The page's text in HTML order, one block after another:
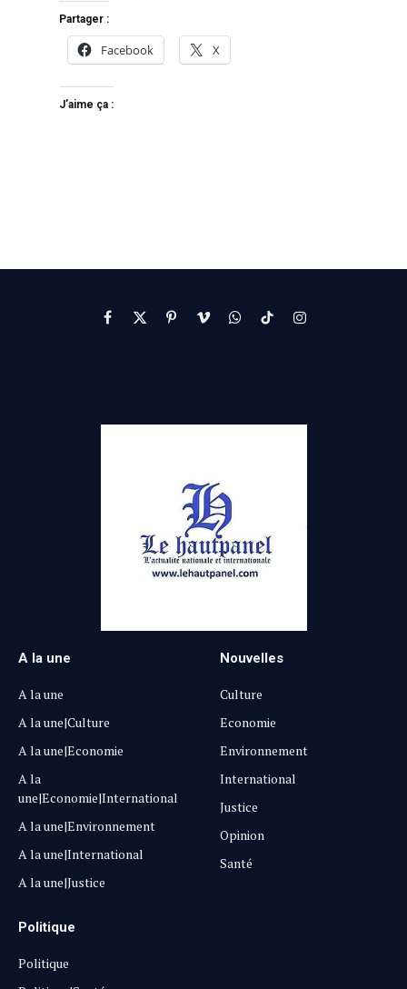
Partager :
Facebook X
J’aime ça :
Facebook
X
PinterestVimeoWhatsApp
TikTokInstagram
A la une
A la une
A la une|Culture
A la une|Economie
A la
une|Economie|International
A la une|Environnement
A la une|International
A la une|Justice
Nouvelles
Culture
Economie
Environnement
International
Justice
Opinion
Santé
Politique
Politique